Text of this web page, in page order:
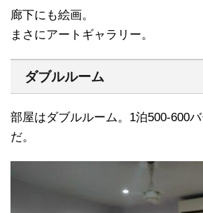
廊下にも絵画。
まさにアートギャラリー。
ダブルルーム
部屋はダブルルーム。1泊500-600
だ。